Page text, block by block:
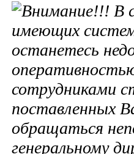
В
имеющих
останетесь
сотрудниками
поставленных
обращаться
генеральному